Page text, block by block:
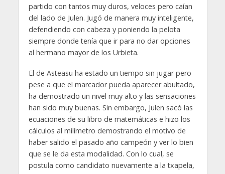
partido con tantos muy duros, veloces pero caían
del lado de Julen. Jugó de manera muy inteligente,
defendiendo con cabeza y poniendo la pelota
siempre donde tenía que ir para no dar opciones
al hermano mayor de los Urbieta.
El de Asteasu ha estado un tiempo sin jugar pero
pese a que el marcador pueda aparecer abultado,
ha demostrado un nivel muy alto y las sensaciones
han sido muy buenas. Sin embargo, Julen sacó las
ecuaciones de su libro de matemáticas e hizo los
cálculos al milímetro demostrando el motivo de
haber salido el pasado año campeón y ver lo bien
que se le da esta modalidad. Con lo cual, se
postula como candidato nuevamente a la txapela,